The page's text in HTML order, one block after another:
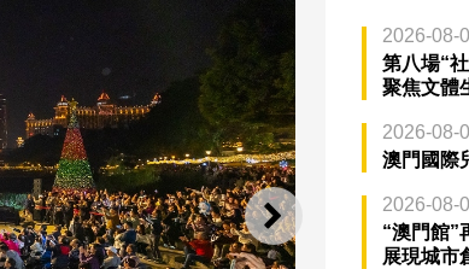
下一則
2026-08-
第八場“
聚焦文體
2026-08-
澳門國際
2026-08-
“澳門館”
展現城市